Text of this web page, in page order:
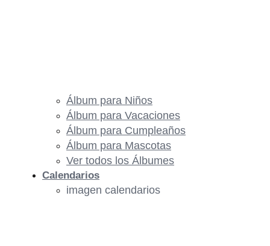
Álbum para Niños
Álbum para Vacaciones
Álbum para Cumpleaños
Álbum para Mascotas
Ver todos los Álbumes
Calendarios
imagen calendarios